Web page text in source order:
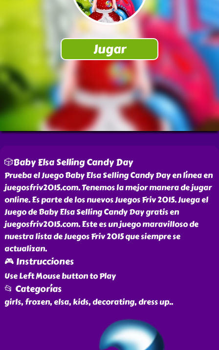
🎲Baby Elsa Selling Candy Day
Prueba el Juego Baby Elsa Selling Candy Day en línea en
juegosfriv2015.com. Tenemos la mejor manera de jugar
online. Es parte de los nuevos Juegos Friv 2015. Juega el
Juego de Baby Elsa Selling Candy Day gratis en
juegosfriv2015.com. Este es un juego maravilloso de
nuestra lista de Juegos Friv 2015 que siempre se
actualizan.
🎮 Instrucciones
Use Left Mouse button to Play
📂 Categorías
girls, frozen, elsa, kids, decorating, dress up..